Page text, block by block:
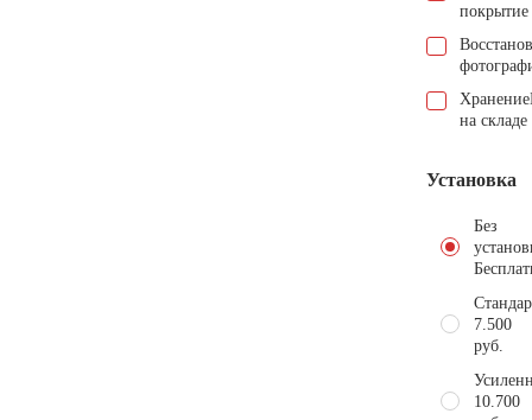
покрытие
Хранение
на складе
Установка
Без
7.500
руб.
10.700